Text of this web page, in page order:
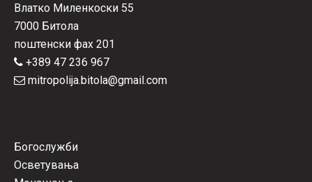
Влатко Миленкоски 55
7000 Битола
поштенски фах 201
+389 47 236 967
mitropolija.bitola@gmail.com
Богослужби
Осветувања